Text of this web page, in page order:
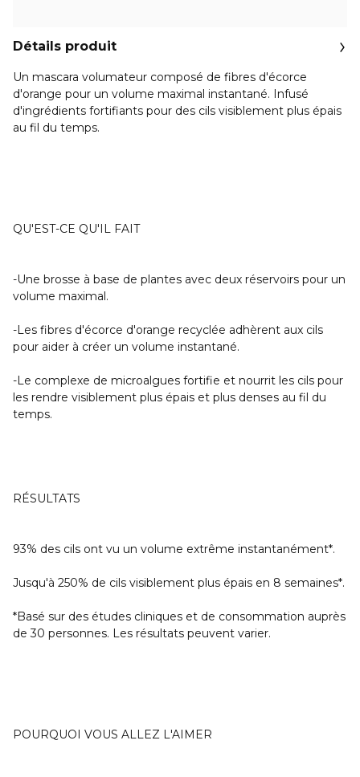
Détails produit
Un mascara volumateur composé de fibres d'écorce
d'orange pour un volume maximal instantané. Infusé
d'ingrédients fortifiants pour des cils visiblement plus épais
au fil du temps.
QU'EST-CE QU'IL FAIT
-Une brosse à base de plantes avec deux réservoirs pour un
volume maximal.
-Les fibres d'écorce d'orange recyclée adhèrent aux cils
pour aider à créer un volume instantané.
-Le complexe de microalgues fortifie et nourrit les cils pour
les rendre visiblement plus épais et plus denses au fil du
temps.
RÉSULTATS
93% des cils ont vu un volume extrême instantanément*.
Jusqu'à 250% de cils visiblement plus épais en 8 semaines*.
*Basé sur des études cliniques et de consommation auprès
de 30 personnes. Les résultats peuvent varier.
POURQUOI VOUS ALLEZ L'AIMER